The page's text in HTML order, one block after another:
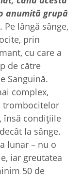
anumită grupă
Pe lângă sânge,
prin
cu care a
de către
Sanguină.
complex,
trombocitelor
însă condițiile
la sânge.
lunar – nu o
iar greutatea
50 de